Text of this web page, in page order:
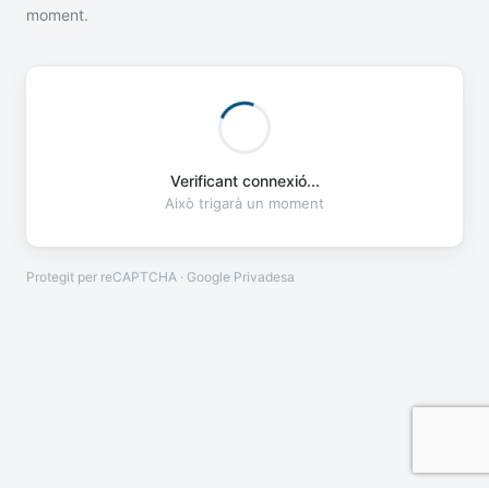
moment.
Verificant connexió...
Això trigarà un moment
Protegit per reCAPTCHA · Google Privadesa